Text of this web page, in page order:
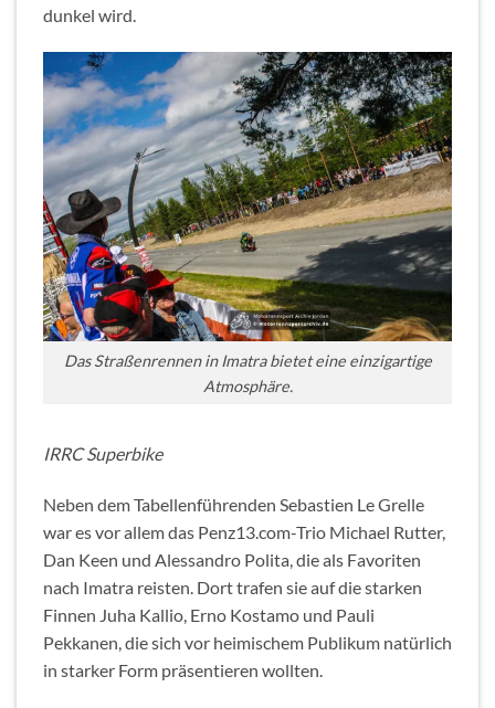
dunkel wird.
Das Straßenrennen in Imatra bietet eine einzigartige
Atmosphäre.
IRRC Superbike
Neben dem Tabellenführenden Sebastien Le Grelle
war es vor allem das Penz13.com-Trio Michael Rutter,
Dan Keen und Alessandro Polita, die als Favoriten
nach Imatra reisten. Dort trafen sie auf die starken
Finnen Juha Kallio, Erno Kostamo und Pauli
Pekkanen, die sich vor heimischem Publikum natürlich
in starker Form präsentieren wollten.